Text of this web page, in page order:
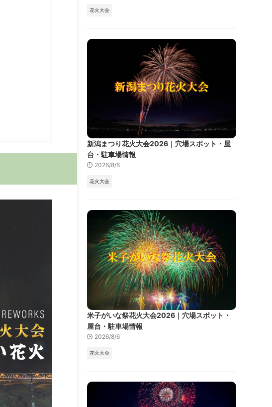
花火大会
新潟まつり花火大会2026｜穴場スポット・屋
台・駐車場情報
2026/8/6
花火大会
米子がいな祭花火大会2026｜穴場スポット・
屋台・駐車場情報
2026/8/6
花火大会